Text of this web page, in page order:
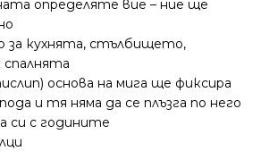
определяте вие – ние ще
за кухнята, стълбището,
спалнята
основа на мига ще фиксира
и тя няма да се плъзга по него
си с годините